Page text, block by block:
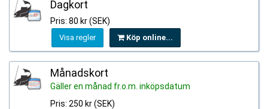
Dagkort
Pris: 80 kr (SEK)
Visa regler Köp online...
Månadskort
Gäller en månad fr.o.m. inköpsdatum
Pris: 250 kr (SEK)